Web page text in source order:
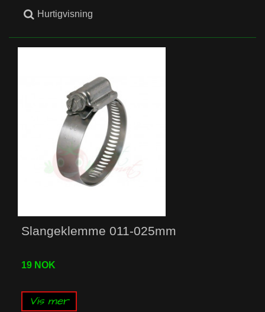
Hurtigvisning
Slangeklemme 011-025mm
19 NOK
Vis mer